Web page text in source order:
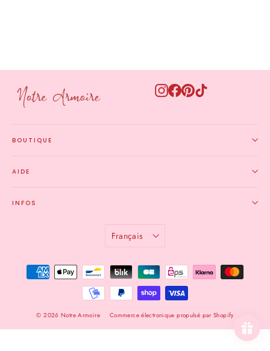
Instagram
Facebook
Pinterest
TikTok
BOUTIQUE
AIDE
INFOS
LANGUE
Français
© 2026 Notre Armoire Commerce électronique propulsé par Shopify